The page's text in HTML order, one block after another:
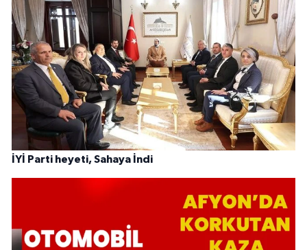
İYİ Parti heyeti, Sahaya İndi